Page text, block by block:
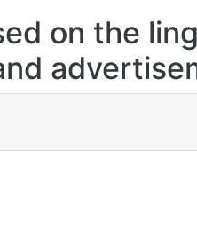
on the